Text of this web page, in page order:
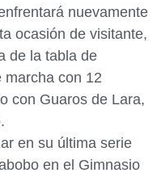
nuevamente
ocasión de visitante,
de la tabla de
marcha con 12
con Guaros de Lara,
en su última serie
en el Gimnasio